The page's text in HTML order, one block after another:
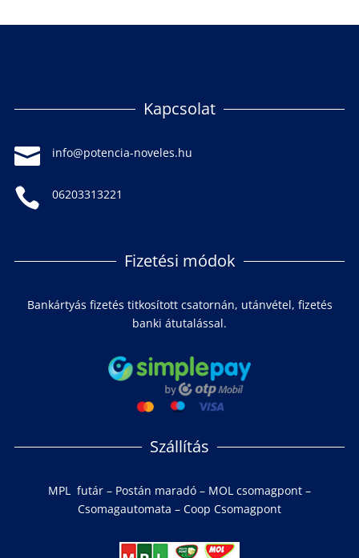
Kapcsolat
 info@potencia-noveles.hu
 06203313221
Fizetési módok
Bankártyás fizetés titkosított csatornán, utánvétel, fizetés
banki átutalással.
Szállítás
MPL futár – Postán maradó – MOL csomagpont –
Csomagautomata – Coop Csomagpont